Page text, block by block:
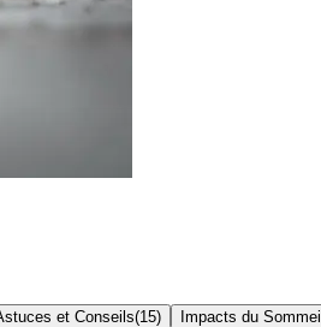
et Conseils(15) Impacts du Sommeil